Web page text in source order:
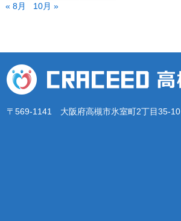
« 8月
10月 »
〒569-1141 大阪府高槻市氷室町2丁目35-10